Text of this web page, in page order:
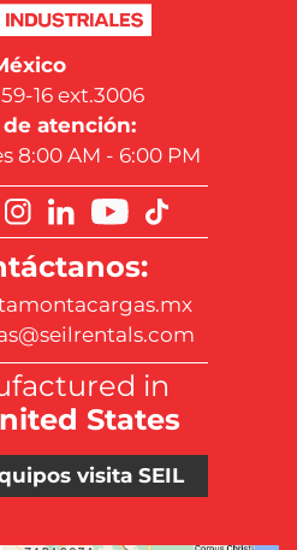
16 ext.3006
de atención:
8:00 AM - 6:00 PM
in
States
visita SEIL